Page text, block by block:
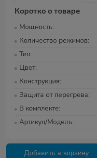
Коротко о товаре
Мощность
Количество режимов
Тип
Цвет
Конструкция
Защита от перегрева
В комплекте
Артикул/Модель
Добавить в корзину